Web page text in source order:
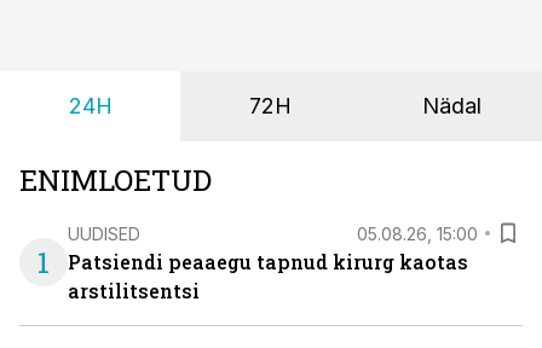
24H 72H Nädal
ENIMLOETUD
1
UUDISED 05.08.26, 15:00
Patsiendi peaaegu tapnud kirurg kaotas
arstilitsentsi